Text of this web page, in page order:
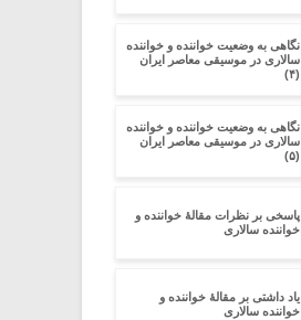
نگاهی به وضعیت خواننده و خواننده
سالاری در موسیقی معاصر ایران
(۴)
نگاهی به وضعیت خواننده و خواننده
سالاری در موسیقی معاصر ایران
(۵)
پاسخی بر نظرات مقالۀ خواننده و
خواننده سالاری
یاد داشتی بر مقالۀ خواننده و
خواننده سالاری